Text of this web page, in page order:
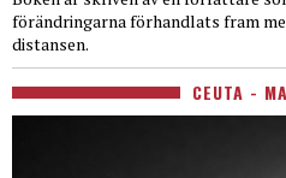
förändringarna förhandlats fram
distansen.
CEUTA -